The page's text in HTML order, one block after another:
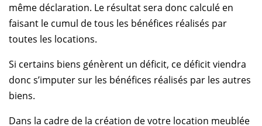
même déclaration. Le résultat sera donc calculé en
faisant le cumul de tous les bénéfices réalisés par
toutes les locations.
Si certains biens génèrent un déficit, ce déficit viendra
donc s’imputer sur les bénéfices réalisés par les autres
biens.
Dans la cadre de la création de votre location meublée